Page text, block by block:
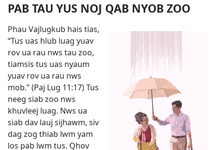
PAB TAU YUS NOJ QAB NYOB ZOO
Phau Vajlugkub hais tias,
“Tus uas hlub luag yuav
rov ua rau nws tau zoo,
tiamsis tus uas nyaum
yuav rov ua rau nws
mob.” (Paj Lug 11:17) Tus
neeg siab zoo nws
khuvleej luag. Nws ua
siab dav lauj sijhawm, siv
dag zog thiab lwm yam
los pab lwm tus. Qhov